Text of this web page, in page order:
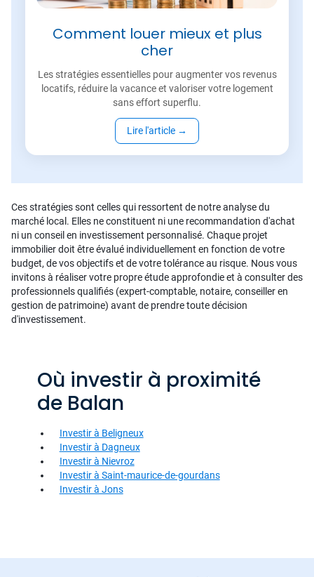
Comment louer mieux et plus
cher
Les stratégies essentielles pour augmenter vos revenus
locatifs, réduire la vacance et valoriser votre logement
sans effort superflu.
Lire l'article →
Ces stratégies sont celles qui ressortent de notre analyse du
marché local. Elles ne constituent ni une recommandation d'achat
ni un conseil en investissement personnalisé. Chaque projet
immobilier doit être évalué individuellement en fonction de votre
budget, de vos objectifs et de votre tolérance au risque. Nous vous
invitons à réaliser votre propre étude approfondie et à consulter des
professionnels qualifiés (expert-comptable, notaire, conseiller en
gestion de patrimoine) avant de prendre toute décision
d'investissement.
Où investir à proximité
de Balan
Investir à Beligneux
Investir à Dagneux
Investir à Nievroz
Investir à Saint-maurice-de-gourdans
Investir à Jons